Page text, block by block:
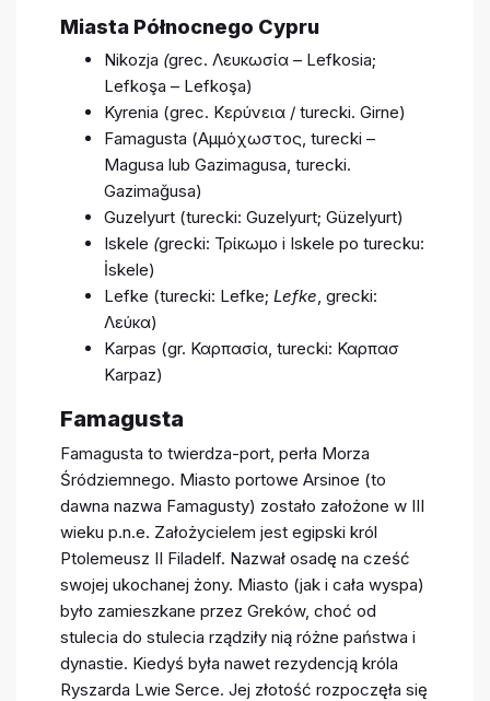
Miasta Północnego Cypru
Nikozja (grec. Λευκωσία – Lefkosia;
Lefkoşa – Lefkoşa)
Kyrenia (grec. Κερύνεια / turecki. Girne)
Famagusta (Αμμόχωστος, turecki –
Magusa lub Gazimagusa, turecki.
Gazimağusa)
Guzelyurt (turecki: Guzelyurt; Güzelyurt)
Iskele (grecki: Τρίκωμο i Iskele po turecku:
İskele)
Lefke (turecki: Lefke; Lefke, grecki:
Λεύκα)
Karpas (gr. Καρπασία, turecki: Καρπασ
Karpaz)
Famagusta
Famagusta to twierdza-port, perła Morza
Śródziemnego. Miasto portowe Arsinoe (to
dawna nazwa Famagusty) zostało założone w III
wieku p.n.e. Założycielem jest egipski król
Ptolemeusz II Filadelf. Nazwał osadę na cześć
swojej ukochanej żony. Miasto (jak i cała wyspa)
było zamieszkane przez Greków, choć od
stulecia do stulecia rządziły nią różne państwa i
dynastie. Kiedyś była nawet rezydencją króla
Ryszarda Lwie Serce. Jej złotość rozpoczęła się